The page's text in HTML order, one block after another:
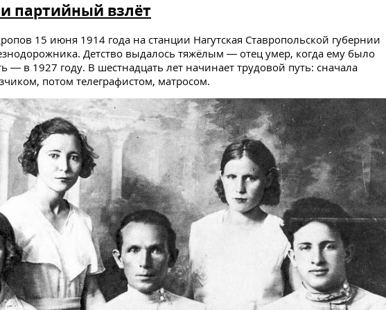
партийный взлёт
15 июня 1914 года на станции Нагутская Ставропольской губернии
Детство выдалось тяжёлым — отец умер, когда ему было
— в 1927 году. В шестнадцать лет начинает трудовой путь: сначала
потом телеграфистом, матросом.